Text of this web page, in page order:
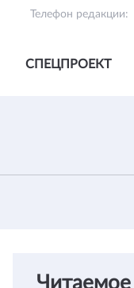
Телефон редакции:
СПЕЦПРОЕКТ
Читаемое